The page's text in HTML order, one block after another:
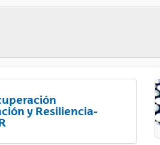
y Resiliencia-